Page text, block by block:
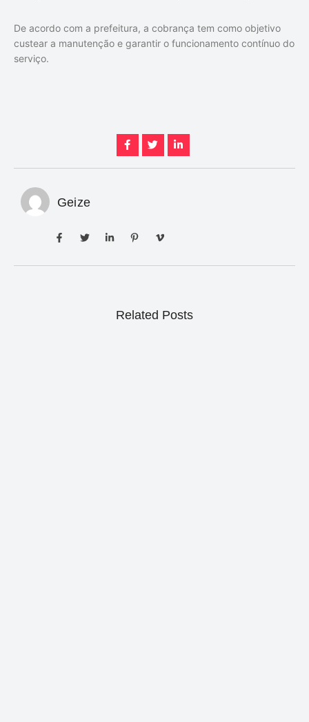
De acordo com a prefeitura, a cobrança tem como objetivo
custear a manutenção e garantir o funcionamento contínuo do
serviço.
Geize
Related Posts